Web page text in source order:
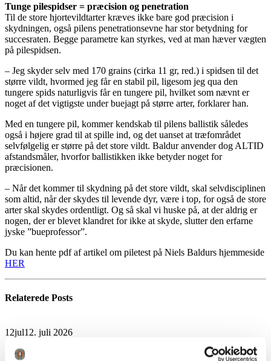
Tunge pilespidser = præcision og penetration
Til de store hjortevildtarter kræves ikke bare god præcision i
skydningen, også pilens penetrationsevne har stor betydning for
succesraten. Begge parametre kan styrkes, ved at man hæver vægten
på pilespidsen.
– Jeg skyder selv med 170 grains (cirka 11 gr, red.) i spidsen til det
større vildt, hvormed jeg får en stabil pil, ligesom jeg qua den
tungere spids naturligvis får en tungere pil, hvilket som nævnt er
noget af det vigtigste under buejagt på større arter, forklarer han.
Med en tungere pil, kommer kendskab til pilens ballistik således
også i højere grad til at spille ind, og det uanset at træfområdet
selvfølgelig er større på det store vildt. Baldur anvender dog ALTID
afstandsmåler, hvorfor ballistikken ikke betyder noget for
præcisionen.
– Når det kommer til skydning på det store vildt, skal selvdisciplinen
som altid, når der skydes til levende dyr, være i top, for også de store
arter skal skydes ordentligt. Og så skal vi huske på, at der aldrig er
nogen, der er blevet klandret for ikke at skyde, slutter den erfarne
jyske ”bueprofessor”.
Du kan hente pdf af artikel om piletest på Niels Baldurs hjemmeside
HER
Relaterede Posts
12jul12. juli 2026
Alt det gode ved buejagt episode 9